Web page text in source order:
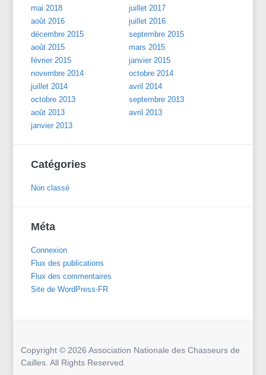
mai 2018
juillet 2017
août 2016
juillet 2016
décembre 2015
septembre 2015
août 2015
mars 2015
février 2015
janvier 2015
novembre 2014
octobre 2014
juillet 2014
avril 2014
octobre 2013
septembre 2013
août 2013
avril 2013
janvier 2013
Catégories
Non classé
Méta
Connexion
Flux des publications
Flux des commentaires
Site de WordPress-FR
Copyright © 2026 Association Nationale des Chasseurs de
Cailles. All Rights Reserved.